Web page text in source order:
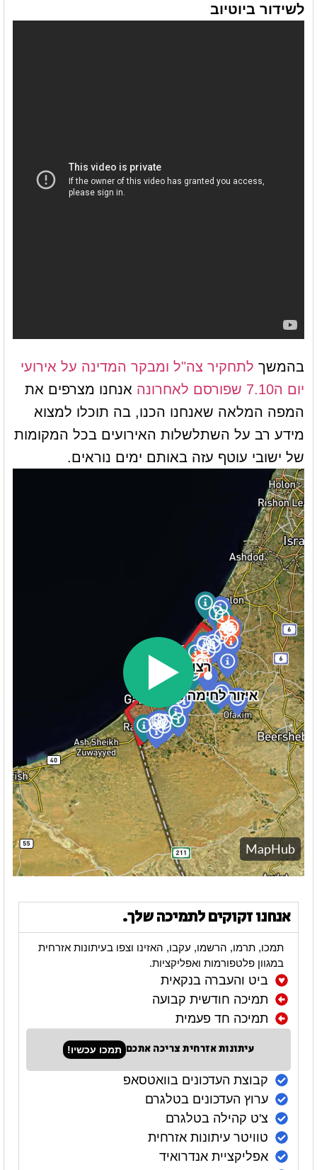
לשידור ביוטיוב
בהמשך לתחקיר צה"ל ומבקר המדינה על אירועי
יום ה7.10 שפורסם לאחרונה
אנחנו מצרפים את
המפה המלאה שאנחנו הכנו, בה תוכלו למצוא
מידע רב על השתלשלות האירועים בכל המקומות
של ישובי עוטף עזה באותם ימים נוראים.
אנחנו זקוקים לתמיכה שלך.
תמכו, תרמו, הרשמו, עקבו, האזינו וצפו בעיתונות אזרחית
במגוון פלטפורמות ואפליקציות.
ביט והעברה בנקאית
תמיכה חודשית קבועה
תמיכה חד פעמית
עיתונות אזרחית צריכה אתכם תמכו עכשיו!
קבוצת העדכונים בוואטסאפ
ערוץ העדכונים בטלגרם
צ'ט קהילה בטלגרם
טוויטר עיתונות אזרחית
אפליקציית אנדרואיד